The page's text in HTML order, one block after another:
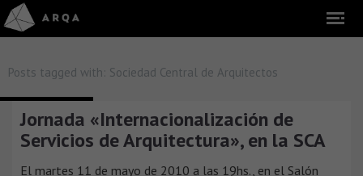
Posts tagged with: Sociedad Central de Arquitectos
Jornada «Internacionalización de
Servicios de Arquitectura», en la SCA
El martes 11 de mayo de 2010 a las 19hs., en el Salón